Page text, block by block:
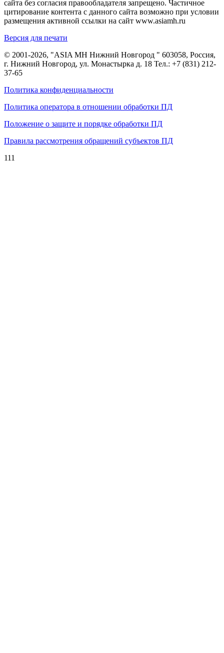
сайта без согласия правообладателя запрещено. Частичное
цитирование контента с данного сайта возможно при условии
размещения активной ссылки на сайт www.asiamh.ru
Версия для печати
© 2001-2026, "ASIA MH Нижний Новгород " 603058, Россия,
г. Нижний Новгород, ул. Монастырка д. 18 Тел.: +7 (831) 212-
37-65
Политика конфиденциальности
Политика оператора в отношении обработки ПД
Положение о защите и порядке обработки ПД
Правила рассмотрения обращений субъектов ПД
111